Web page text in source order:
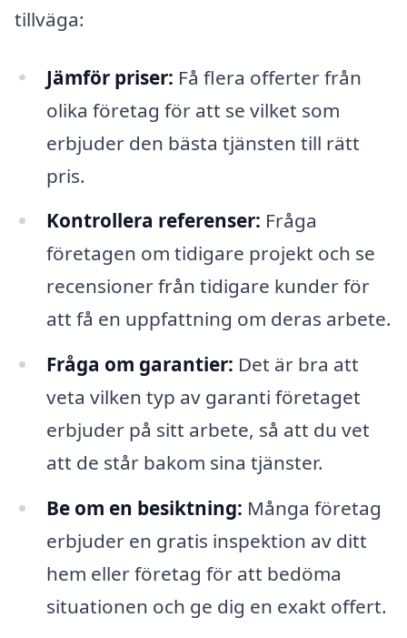
tillväga:
Jämför priser: Få flera offerter från
olika företag för att se vilket som
erbjuder den bästa tjänsten till rätt
pris.
Kontrollera referenser: Fråga
företagen om tidigare projekt och se
recensioner från tidigare kunder för
att få en uppfattning om deras arbete.
Fråga om garantier: Det är bra att
veta vilken typ av garanti företaget
erbjuder på sitt arbete, så att du vet
att de står bakom sina tjänster.
Be om en besiktning: Många företag
erbjuder en gratis inspektion av ditt
hem eller företag för att bedöma
situationen och ge dig en exakt offert.